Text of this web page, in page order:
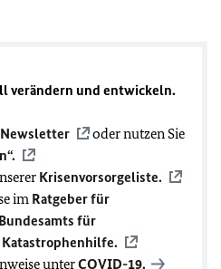
verändern und entwickeln.
Newsletter
oder nutzen Sie
Krisenvorsorgeliste.
im Ratgeber für
für
unterCOVID-19.